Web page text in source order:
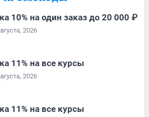
10% на один заказ до 20 000 ₽
2026
11% на все курсы
2026
11% на все курсы